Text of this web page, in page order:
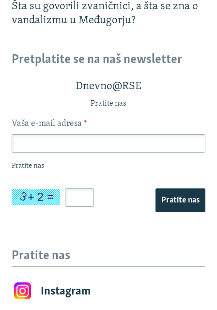
Šta su govorili zvaničnici, a šta se zna o
vandalizmu u Međugorju?
Pretplatite se na naš newsletter
Dnevno@RSE
Pratite nas
Vaša e-mail adresa *
Pratite nas
Pratite nas
Pratite nas
Instagram